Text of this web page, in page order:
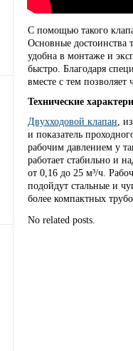
С помощью такого
Основные достоинства
удобна в монтаже и
быстро. Благодаря
вместе с тем позволяет
Технические
Двухходовой клапан,
и показатель
рабочим давлением у
работает стабильно и
от 0,16 до 25 м³/ч.
подойдут стальные и
более компактных
No related posts.